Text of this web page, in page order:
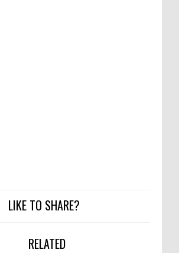
LIKE TO SHARE?
RELATED